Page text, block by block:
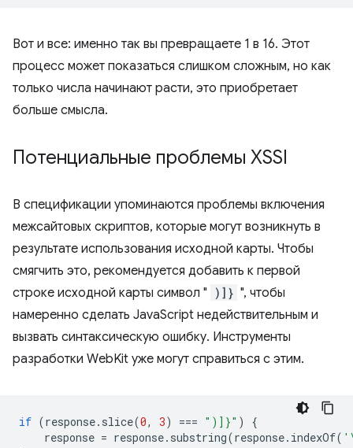
Вот и все: именно так вы превращаете 1 в 16. Этот
процесс может показаться слишком сложным, но как
только числа начинают расти, это приобретает
больше смысла.
Потенциальные проблемы XSSI
В спецификации упоминаются проблемы включения
межсайтовых скриптов, которые могут возникнуть в
результате использования исходной карты. Чтобы
смягчить это, рекомендуется добавить к первой
строке исходной карты символ "
)]} ", чтобы
намеренно сделать JavaScript недействительным и
вызвать синтаксическую ошибку. Инструменты
разработки WebKit уже могут справиться с этим.
if (response. slice(0, 3) === ")]}" )
{
response = response. substring(response. indexOf(